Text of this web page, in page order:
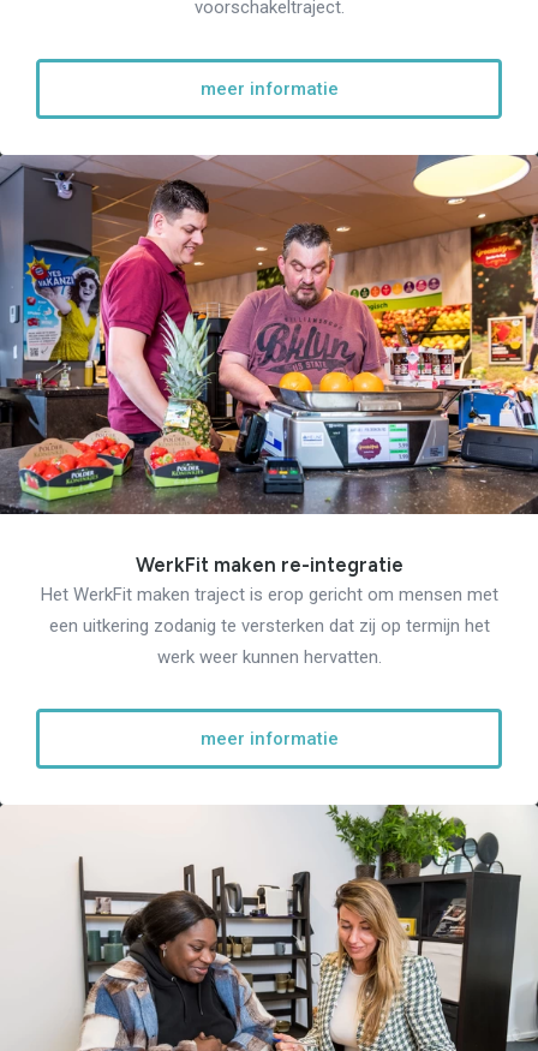
voorschakeltraject.
meer informatie
WerkFit maken re-integratie
Het WerkFit maken traject is erop gericht om mensen met
een uitkering zodanig te versterken dat zij op termijn het
werk weer kunnen hervatten.
meer informatie